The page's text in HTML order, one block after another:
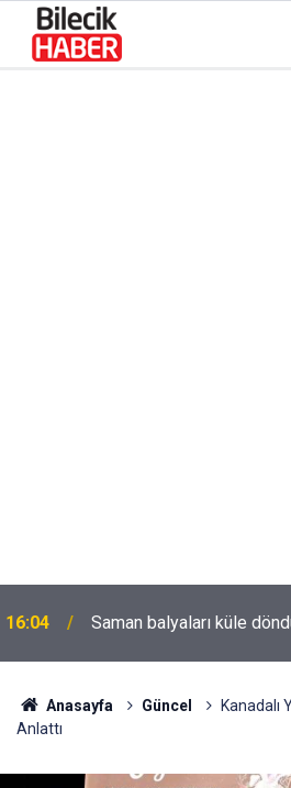
16:04 Saman balyaları küle
Anasayfa Güncel
Kanadalı
Anlattı